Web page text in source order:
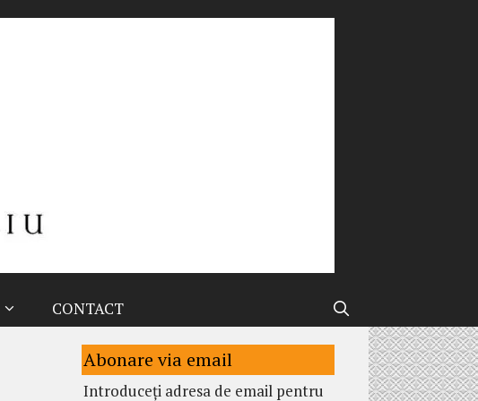
CONTACT
Abonare via email
Introduceți adresa de email pentru